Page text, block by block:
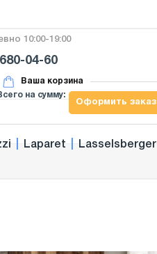
10:00-19:00
04-60
Ваша корзина
Оформить заказ
на сумму:
Laparet Lasselsberger